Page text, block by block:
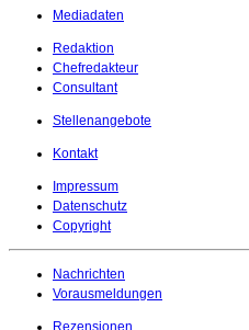
Mediadaten
Redaktion
Chefredakteur
Consultant
Stellenangebote
Kontakt
Impressum
Datenschutz
Copyright
Nachrichten
Vorausmeldungen